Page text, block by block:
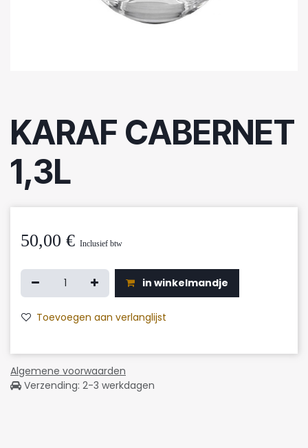
KARAF CABERNET
1,3L
50,00 € Inclusief btw
in winkelmandje
Toevoegen aan verlanglijst
Algemene voorwaarden
Verzending: 2-3 werkdagen